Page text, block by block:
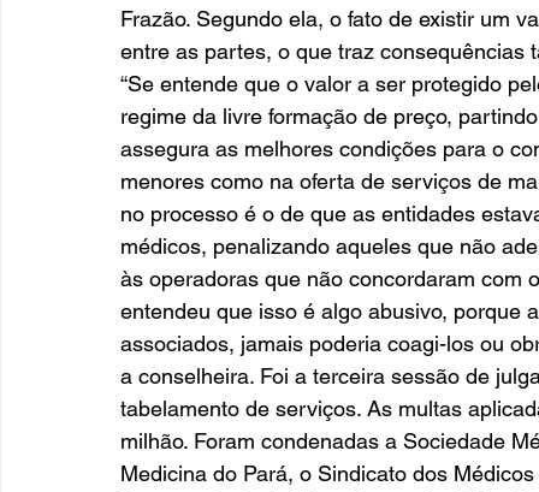
Frazão. Segundo ela, o fato de existir um
entre as partes, o que traz
“Se entende que o valor a ser protegido
regime da livre formação de preço,
assegura as melhores condições para o
menores como na oferta de serviços de
no processo é o de que as entidades
médicos, penalizando aqueles que não
às operadoras que não concordaram com
entendeu que isso é algo abusivo, porque
associados, jamais poderia coagi-los ou
a conselheira. Foi a terceira sessão de
tabelamento de serviços. As multas
milhão. Foram condenadas a Sociedade
Medicina do Pará, o Sindicato dos